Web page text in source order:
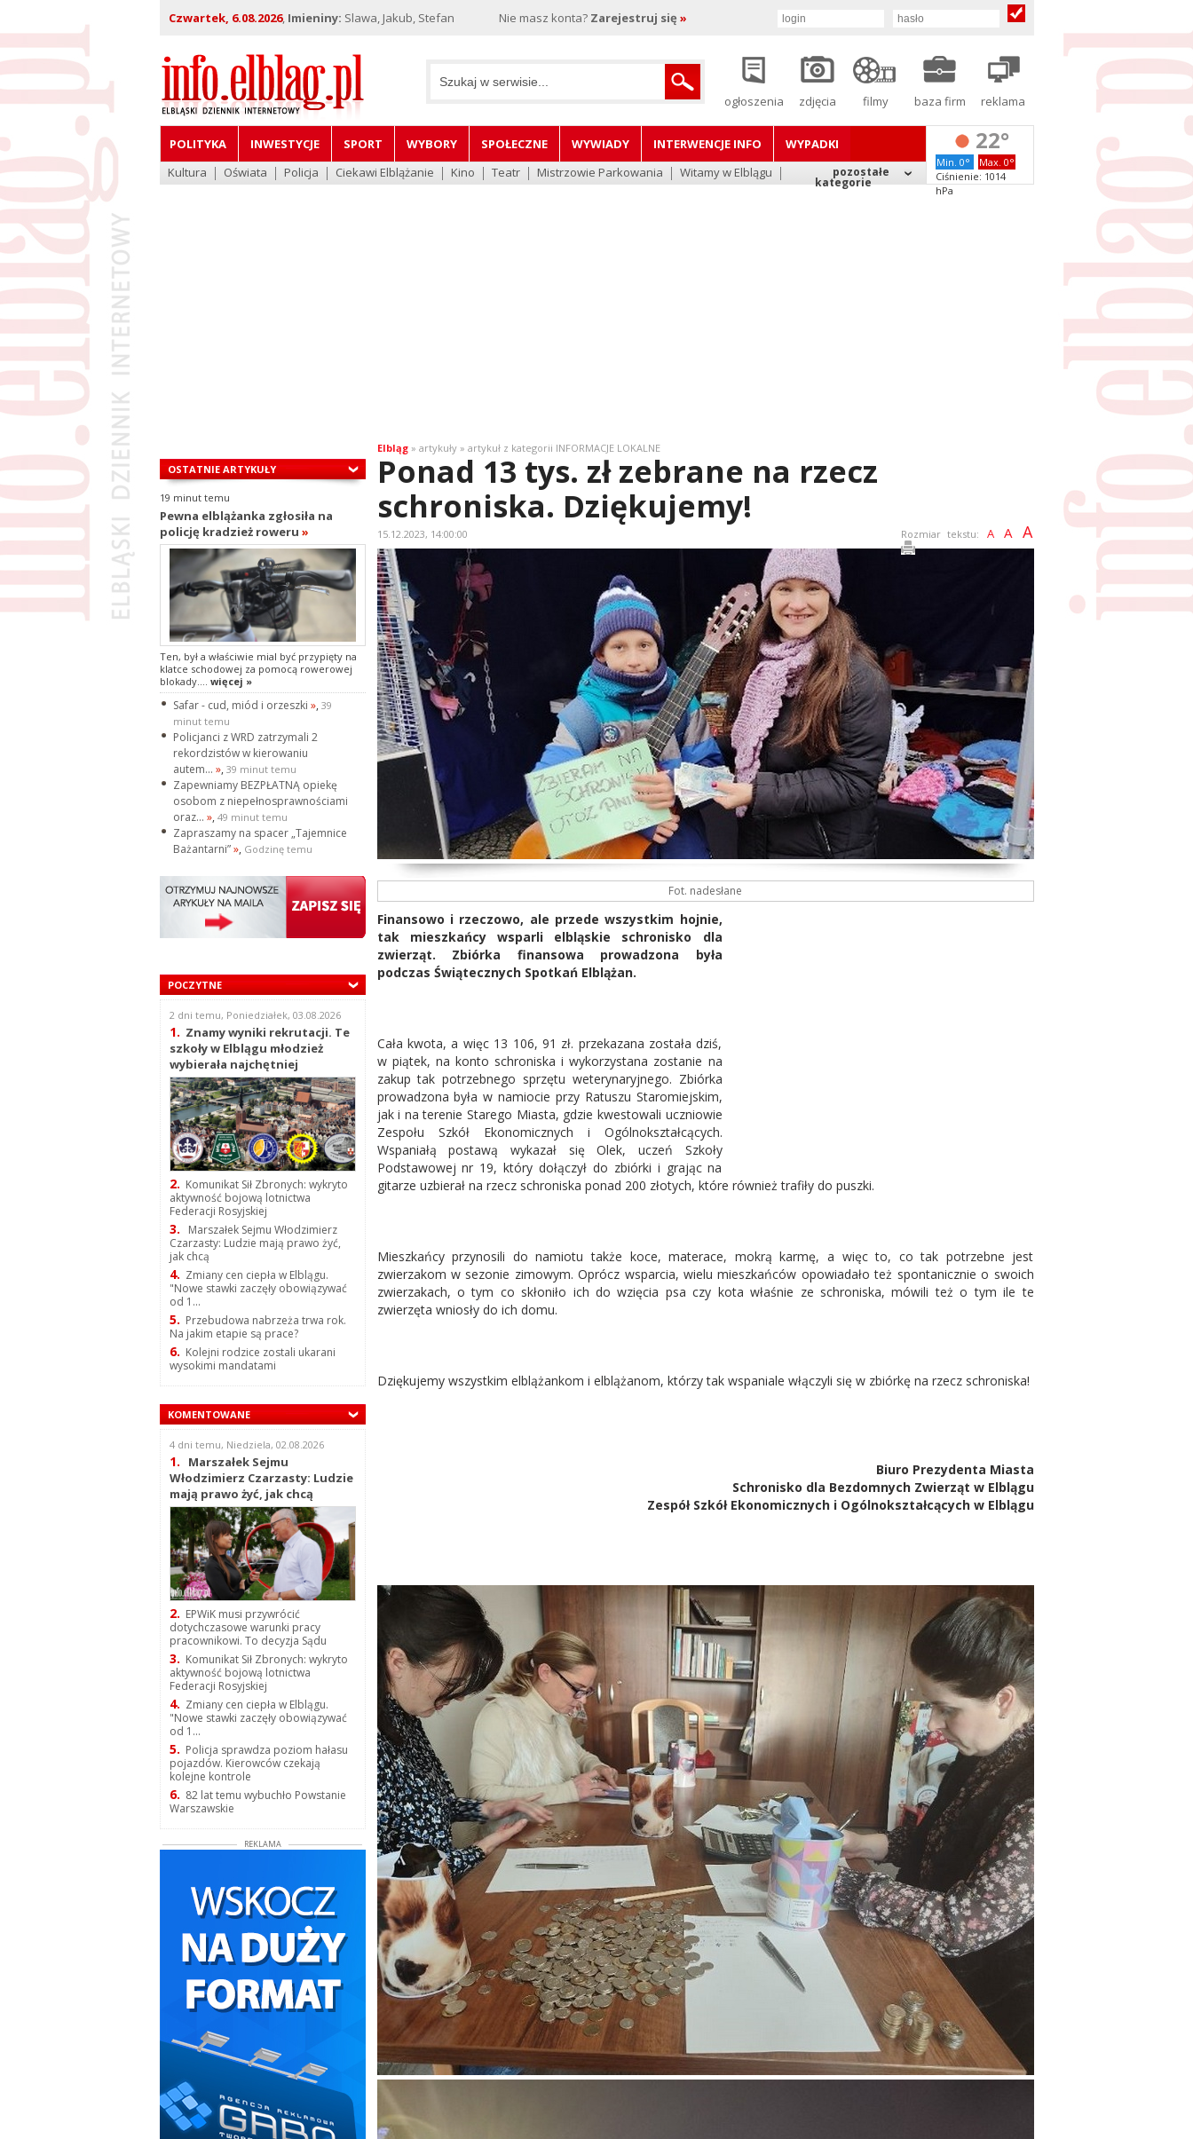
Czwartek, 6.08.2026, Imieniny: Slawa, Jakub, Stefan Nie masz konta? Zarejestruj się »
ogłoszenia zdjęcia filmy baza firm reklama
POLITYKA INWESTYCJE SPORT WYBORY SPOŁECZNE WYWIADY INTERWENCJE INFO
WYPADKI
Kultura
Oświata Policja Ciekawi Elblążanie Kino Teatr Mistrzowie Parkowania Witamy w Elblągu pozostałe
kategorie
22°
Min. 0°
Max. 0°
Ciśnienie: 1014
hPa
OSTATNIE ARTYKUŁY
19 minut temu
Pewna elblążanka zgłosiła na
policję kradzież roweru »
Ten, był a właściwie mial być przypięty na
klatce schodowej za pomocą rowerowej
blokady.... więcej »
Safar - cud, miód i orzeszki », 39
minut temu
Policjanci z WRD zatrzymali 2
rekordzistów w kierowaniu
autem... », 39 minut temu
Zapewniamy BEZPŁATNĄ opiekę
osobom z niepełnosprawnościami
oraz... », 49 minut temu
Zapraszamy na spacer „Tajemnice
Bażantarni”», Godzinę temu
POCZYTNE
2 dni temu, Poniedziałek, 03.08.2026
1. Znamy wyniki rekrutacji. Te
szkoły w Elblągu młodzież
wybierała najchętniej
2. Komunikat Sił Zbronych: wykryto
aktywność bojową lotnictwa
Federacji Rosyjskiej
3.
Marszałek Sejmu Włodzimierz
Czarzasty: Ludzie mają prawo żyć,
jak chcą
4. Zmiany cen ciepła w Elblągu.
"Nowe stawki zaczęły obowiązywać
od 1...
5. Przebudowa nabrzeża trwa rok.
Na jakim etapie są prace?
6. Kolejni rodzice zostali ukarani
wysokimi mandatami
KOMENTOWANE
4 dni temu, Niedziela, 02.08.2026
1.
Marszałek Sejmu
Włodzimierz Czarzasty: Ludzie
mają prawo żyć, jak chcą
2. EPWiK musi przywrócić
dotychczasowe warunki pracy
pracownikowi. To decyzja Sądu
3. Komunikat Sił Zbronych: wykryto
aktywność bojową lotnictwa
Federacji Rosyjskiej
4. Zmiany cen ciepła w Elblągu.
"Nowe stawki zaczęły obowiązywać
od 1...
5. Policja sprawdza poziom hałasu
pojazdów. Kierowców czekają
kolejne kontrole
6. 82 lat temu wybuchło Powstanie
Warszawskie
REKLAMA
Elbląg» artykuły » artykuł z kategorii INFORMACJE LOKALNE
Ponad 13 tys. zł zebrane na rzecz
schroniska. Dziękujemy!
15.12.2023, 14:00:00 Rozmiar tekstu: A A A
Fot. nadesłane
Finansowo i rzeczowo, ale przede wszystkim hojnie,
tak mieszkańcy wsparli elbląskie schronisko dla
zwierząt. Zbiórka finansowa prowadzona była
podczas Świątecznych Spotkań Elblążan.
Cała kwota, a więc 13 106, 91 zł. przekazana została dziś,
w piątek, na konto schroniska i wykorzystana zostanie na
zakup tak potrzebnego sprzętu weterynaryjnego. Zbiórka
prowadzona była w namiocie przy Ratuszu Staromiejskim,
jak i na terenie Starego Miasta, gdzie kwestowali uczniowie
Zespołu Szkół Ekonomicznych i Ogólnokształcących.
Wspaniałą postawą wykazał się Olek, uczeń Szkoły
Podstawowej nr 19, który dołączył do zbiórki i grając na
gitarze uzbierał na rzecz schroniska ponad 200 złotych, które również trafiły do puszki.
Mieszkańcy przynosili do namiotu także koce, materace, mokrą karmę, a więc to, co tak potrzebne jest
zwierzakom w sezonie zimowym. Oprócz wsparcia, wielu mieszkańców opowiadało też spontanicznie o swoich
zwierzakach, o tym co skłoniło ich do wzięcia psa czy kota właśnie ze schroniska, mówili też o tym ile te
zwierzęta wniosły do ich domu.
Dziękujemy wszystkim elblążankom i elblążanom, którzy tak wspaniale włączyli się w zbiórkę na rzecz schroniska!
Biuro Prezydenta Miasta
Schronisko dla Bezdomnych Zwierząt w Elblągu
Zespół Szkół Ekonomicznych i Ogólnokształcących w Elblągu